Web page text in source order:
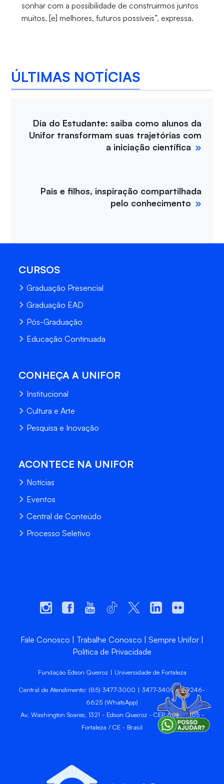
sonhar com a possibilidade de construirmos juntos
muitos, [e] melhores, futuros possíveis”, expressa.
ÚLTIMAS NOTÍCIAS
Dia do Estudante: saiba como alunos da
Unifor transformam suas trajetórias com
a iniciação científica
Pais e filhos, inspiração compartilhada
pelo conhecimento
CURSOS
Graduação Presencial
Graduação EAD
Pós-Graduação
Educação Continuada
CONHEÇA A UNIFOR
Institucional
Cultura e Arte
Pesquisa e Inovação
ACONTECE NA UNIFOR
Notícias
Eventos
Central de Conteúdo
Processo Seletivo
Fale Conosco Trabalhe Conosco
Sempre Unifor
Política de Privacidade
Fundação Edson Queiroz | Universidade de Fortaleza
Central de Atendimento: (85) 3477-3000 | 3477-3400 | 99246-
6625 (WhatsApp)
Av. Washington Soares, 1321 - Edson Queiroz - CEP 60811-905 -
Fortaleza / CE - Brasil